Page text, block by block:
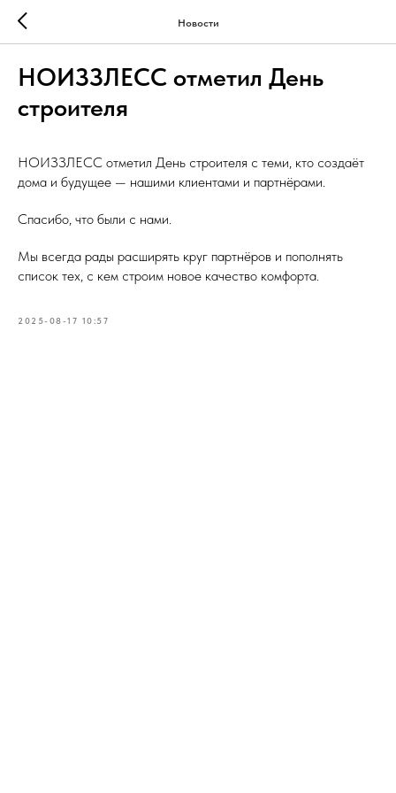
Новости
НОИЗЗЛЕСС отметил День
строителя
НОИЗЗЛЕСС отметил День строителя с теми, кто создаёт
дома и будущее — нашими клиентами и партнёрами.
Спасибо, что были с нами.
Мы всегда рады расширять круг партнёров и пополнять
список тех, с кем строим новое качество комфорта.
2025-08-17 10:57